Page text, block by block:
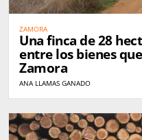
ZAMORA
Una finca de 28
entre los bienes
Zamora
ANA LLAMAS GANADO